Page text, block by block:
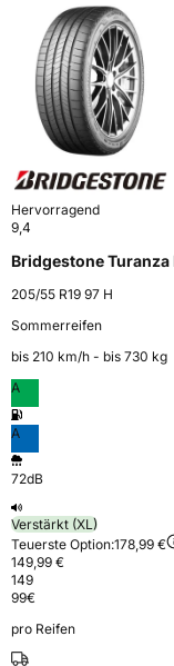
Hervorragend
9,4
Bridgestone Turanza
205/55 R19 97 H
Sommerreifen
bis 210 km⁠/⁠h - bis 730 kg
A
A
72dB
Verstärkt (XL)
Teuerste Option:178,99 €
149,99 €
149
99€
pro Reifen